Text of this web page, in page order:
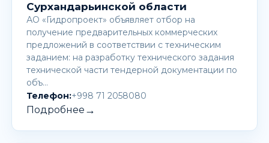
Сурхандарьинской области
АО «Гидропроект» объявляет отбор на
получение предварительных коммерческих
предложений в соответствии с техническим
заданием: на разработку технического задания
технической части тендерной документации по
объ…
Телефон:+998 71 2058080
Подробнее →